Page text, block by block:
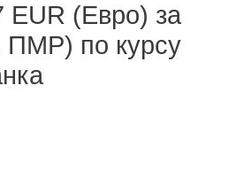
EUR (Евро) за
ПМР) по курсу